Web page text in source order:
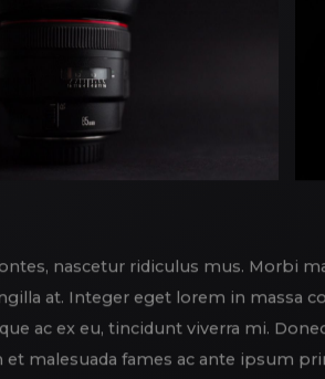
nascetur ridiculus mus. Morbi
at. Integer eget lorem in massa
ac ex eu, tincidunt viverra mi.
malesuada fames ac ante ipsum